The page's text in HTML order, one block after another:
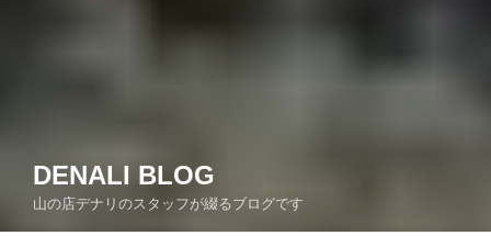
DENALI BLOG
山の店デナリのスタッフが綴るブログです